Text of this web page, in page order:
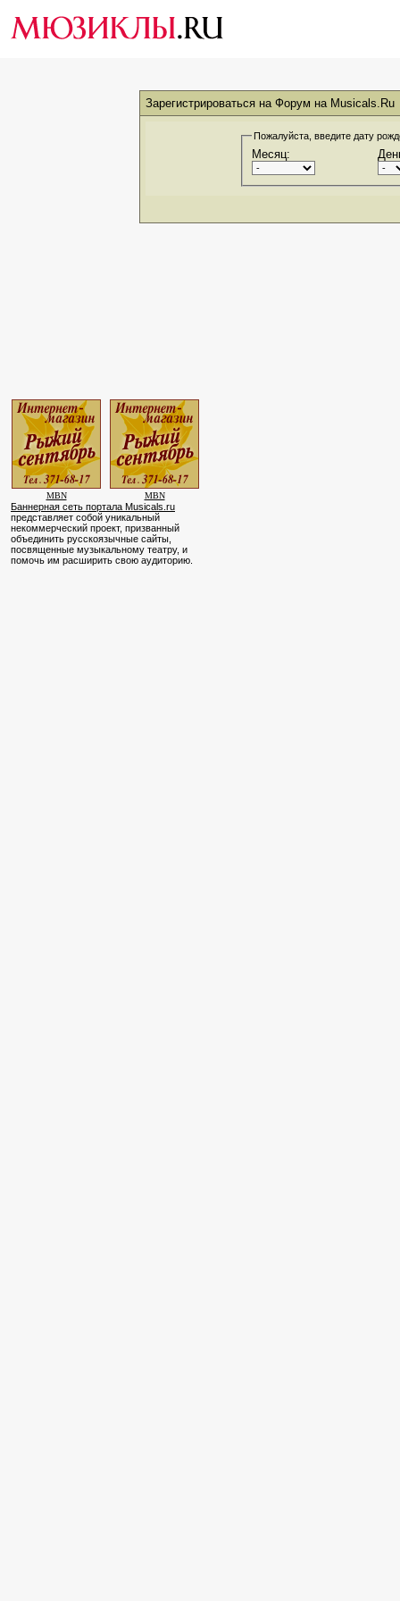
Зарегистрироваться на Форум на Musicals.Ru
Пожалуйста, введите дату
Месяц:
MBN MBN
Баннерная сеть портала Musicals.ru
представляет собой уникальный
некоммерческий проект, призванный
объединить русскоязычные сайты,
посвященные музыкальному театру, и
помочь им расширить свою аудиторию.